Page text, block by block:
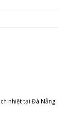
nhiệt tại Đà Nẵng